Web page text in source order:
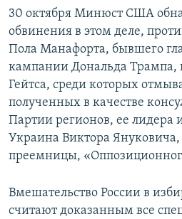
30 октября Минюст США
обвинения в этом деле,
Пола Манафорта, бывшего
кампании Дональда Трампа,
Гейтса, среди которых
полученных в качестве
Партии регионов, ее лидера
Украина Виктора Януковича,
преемницы,
Вмешательство России в
считают доказанным все